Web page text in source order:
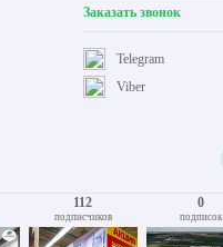
Заказать звонок
Viber
Telegram
112
подписчиков
0
подписок